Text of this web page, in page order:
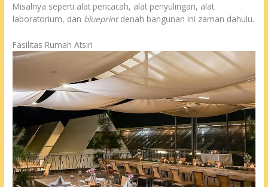
Misalnya seperti alat pencacah, alat penyulingan, alat
laboratorium, dan blueprintdenah bangunan ini zaman dahulu.
Fasilitas Rumah Atsiri